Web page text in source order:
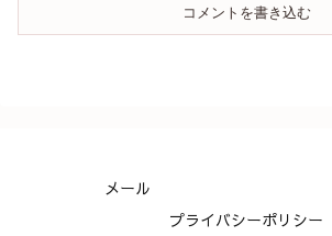
コメントを書き込む
メール
プライバシーポリシー